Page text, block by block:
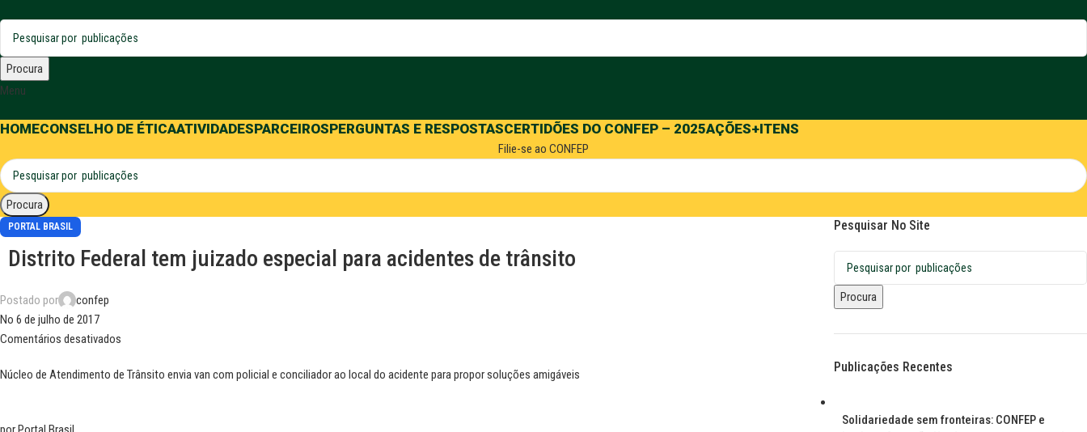
Procura
Menu
HOMECONSELHO DE ÉTICAATIVIDADESPARCEIROSPERGUNTAS E RESPOSTASCERTIDÕES DO CONFEP – 2025AÇÕES+ITENS
Filie-se ao CONFEP
Procura
PORTAL BRASIL
Distrito Federal tem juizado especial para acidentes de trânsito
Postado por
confep
No 6 de julho de 2017
Comentários desativados
Núcleo de Atendimento de Trânsito envia van com policial e conciliador ao local do acidente para propor soluções amigáveis
Pesquisar No Site
Procura
Publicações Recentes
Solidariedade sem fronteiras: CONFEP e